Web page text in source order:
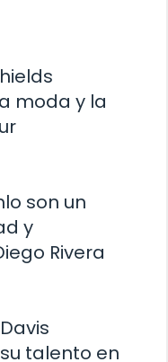
moda y la
son un
y
Rivera
talento en